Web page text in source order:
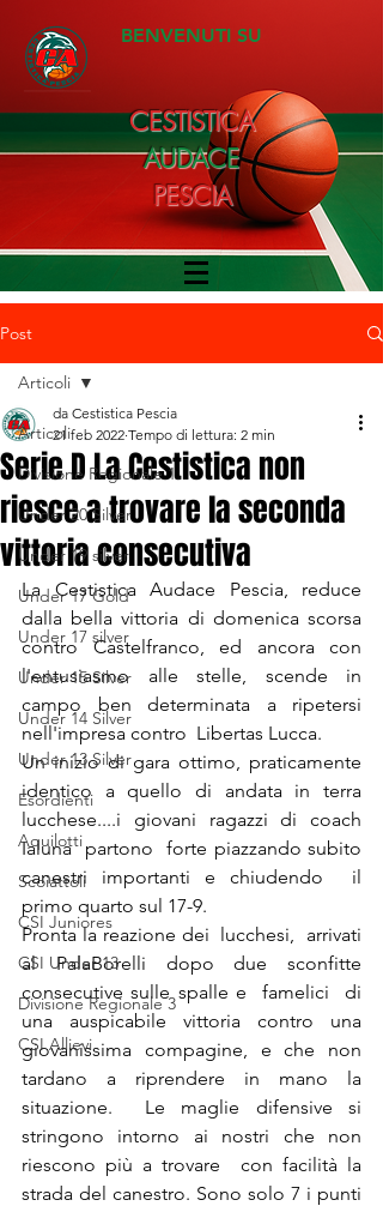
BENVENUTI SU
CESTISTICA
AUDACE
PESCIA
Post
Articoli
Divisione Regionale 1
Under 20 Silver
Under 19 silver
Under 17 Gold
Under 17 silver
Under 15 Silver
Under 14 Silver
Under 13 Silver
Esordienti
Aquilotti
Scoiattoli
CSI Juniores
CSI Under 13
Divisione Regionale 3
CSI Allievi
Articoli
Serie D La Cestistica non
riesce a trovare la seconda
vittoria consecutiva
da Cestistica Pescia
21 feb 2022 Tempo di lettura: 2 min
La Cestistica Audace Pescia, reduce
dalla bella vittoria di domenica scorsa
contro Castelfranco, ed ancora con
l'entusiasmo alle stelle, scende in
campo ben determinata a ripetersi
nell'impresa contro  Libertas Lucca.
Un inizio di gara ottimo, praticamente
identico a quello di andata in terra
lucchese....i giovani ragazzi di coach
Ialuna  partono  forte piazzando subito
canestri importanti e chiudendo  il
primo quarto sul 17-9.
Pronta la reazione dei  lucchesi,  arrivati
al PalaBorelli dopo due sconfitte
consecutive sulle spalle e  famelici  di
una auspicabile vittoria contro una
giovanissima compagine, e che non
tardano a riprendere in mano la
situazione.  Le maglie difensive si
stringono intorno ai nostri che non
riescono più a trovare  con facilità la
strada del canestro. Sono solo 7 i punti